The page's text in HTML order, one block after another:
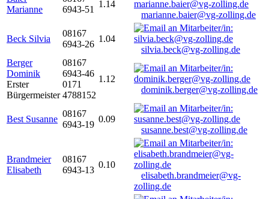
Marianne
6943-51
1.14
marianne.baier@vg-zolling.de
Beck Silvia
08167
6943-26
1.04
silvia.beck@vg-zolling.de
Berger
Dominik
Erster
Bürgermeister
08167
6943-46
0171
4788152
1.12
dominik.berger@vg-zolling.de
Best Susanne
08167
6943-19
0.09
susanne.best@vg-zolling.de
Brandmeier
Elisabeth
08167
6943-13
0.10
elisabeth.brandmeier@vg-
zolling.de